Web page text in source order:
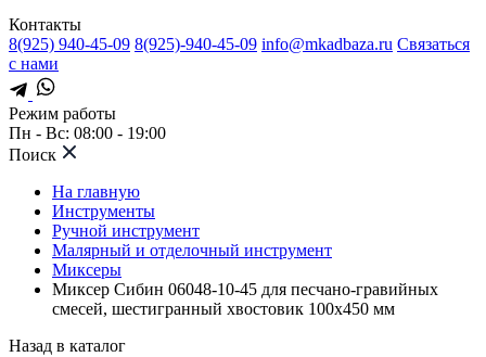
Контакты
8(925) 940-45-09 8(925)-940-45-09 info@mkadbaza.ru Связаться
с нами
Режим работы
Пн - Вс: 08:00 - 19:00
Поиск
На главную
Инструменты
Ручной инструмент
Малярный и отделочный инструмент
Миксеры
Миксер Сибин 06048-10-45 для песчано-гравийных
смесей, шестигранный хвостовик 100х450 мм
Назад в каталог